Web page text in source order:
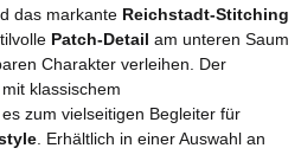
das markante Reichstadt-Stitching
Patch-Detail am unteren Saum
Charakter verleihen. Der
mit klassischem
zum vielseitigen Begleiter für
. Erhältlich in einer Auswahl an